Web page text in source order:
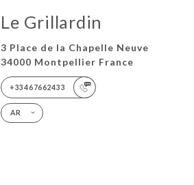
Le Grillardin
3 Place de la Chapelle Neuve
34000 Montpellier France
+33467662433
AR